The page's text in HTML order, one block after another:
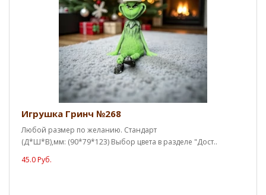
Игрушка Гринч №268
Любой размер по желанию. Стандарт
(Д*Ш*В),мм: (90*79*123) Выбор цвета в разделе "Дост..
45.0 Руб.